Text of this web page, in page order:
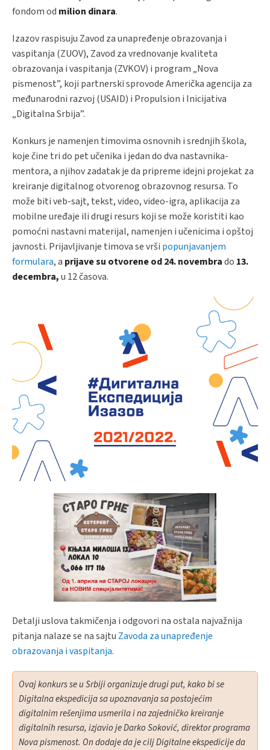
fondom od milion dinara.
Izazov raspisuju Zavod za unapređenje obrazovanja i
vaspitanja (ZUOV), Zavod za vrednovanje kvaliteta
obrazovanja i vaspitanja (ZVKOV) i program „Nova
pismenost”, koji partnerski sprovode Američka agencija za
međunarodni razvoj (USAID) i Propulsion i Inicijativa
„Digitalna Srbija”.
Konkurs je namenjen timovima osnovnih i srednjih škola,
koje čine tri do pet učenika i jedan do dva nastavnika-
mentora, a njihov zadatak je da pripreme idejni projekat za
kreiranje digitalnog otvorenog obrazovnog resursa. To
može biti veb-sajt, tekst, video, video-igra, aplikacija za
mobilne uređaje ili drugi resurs koji se može koristiti kao
pomoćni nastavni materijal, namenjen i učenicima i opštoj
javnosti. Prijavljivanje timova se vrši popunjavanjem
formulara, a prijave su otvorene od 24. novembrado 13.
decembra,u 12 časova.
Detalji uslova takmičenja i odgovori na ostala najvažnija
pitanja nalaze se na sajtu Zavoda za unapređenje
obrazovanja i vaspitanja.
Ovaj konkurs se u Srbiji organizuje drugi put, kako bi se
Digitalna ekspedicija sa upoznavanja sa postojećim
digitalnim rešenjima usmerila i na zajedničko kreiranje
digitalnih resursa, izjavio je Darko Soković, direktor programa
Nova pismenost. On dodaje da je cilj Digitalne ekspedicije da